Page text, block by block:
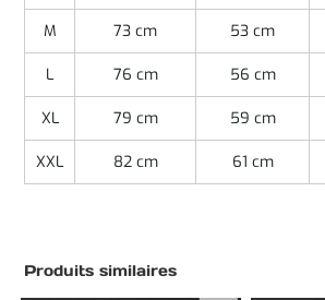
M 73 cm 53 cm
L 76 cm 56 cm
XL 79 cm 59 cm
XXL 82 cm 61 cm
Produits similaires